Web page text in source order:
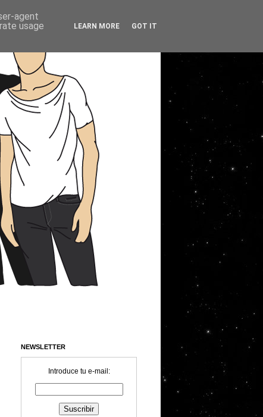
NEWSLETTER
Introduce tu e-mail:
agent
usage
LEARN MORE GOT IT